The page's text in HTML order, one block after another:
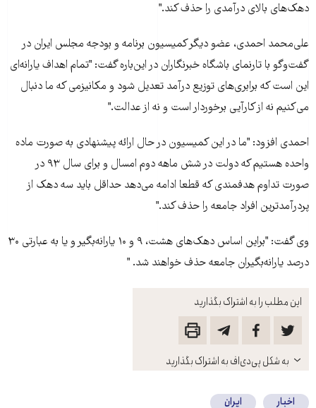
این مطلب را به اشتراک بگذارید
باز
کنید
به شکل پی‌دی‌اف به اشتراک بگذارید
دهک‌های بالای درآمدی را حذف کند."
علی‌محمد احمدی، عضو ديگر کميسيون برنامه و بودجه مجلس ايران در
گفت‌وگو با تارنمای باشگاه خبرنگاران در اين‌باره گفت: "تمام اهداف يارانه‌ای
اين است که برابری‌های توزيع درآمد تعديل شود و مکانيزمی که ما دنبال
می‌کنيم نه از کارآيی برخوردار است و نه از عدالت."
احمدی افزود: "ما در اين کميسيون در حال ارائه پيشنهادی به صورت ماده
واحده هستيم که دولت در شش ماهه دوم امسال و برای سال ۹۳ در
صورت تداوم هدفمندی که قطعا ادامه می‌دهد حداقل بايد سه دهک از
پردرآمدترين افراد جامعه را حذف کند."
وی گفت: "براين اساس دهک‌های هشت، ۹ و ۱۰ يارانه‌بگير و يا به عبارتی ۳۰
درصد يارانه‌بگيران جامعه حذف خواهند شد. "
اخبار ایران